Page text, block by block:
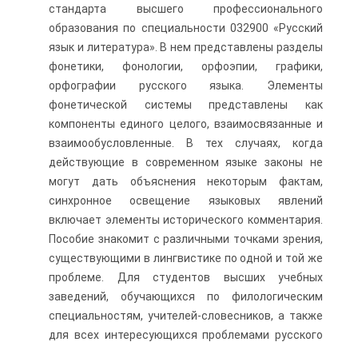
стандарта высшего профессионального
образования по специальности 032900 «Русский
язык и литература». В нем представлены разделы
фонетики, фонологии, орфоэпии, графики,
орфографии русского языка. Элементы
фонетической системы представлены как
компоненты единого целого, взаимосвязанные и
взаимообусловленные. В тех случаях, когда
действующие в современном языке законы не
могут дать объяснения некоторым фактам,
синхронное освещение языковых явлений
включает элементы исторического комментария.
Пособие знакомит с различными точками зрения,
существующими в лингвистике по одной и той же
проблеме. Для студентов высших учебных
заведений, обучающихся по филологическим
специальностям, учителей-словесников, а также
для всех интересующихся проблемами русского